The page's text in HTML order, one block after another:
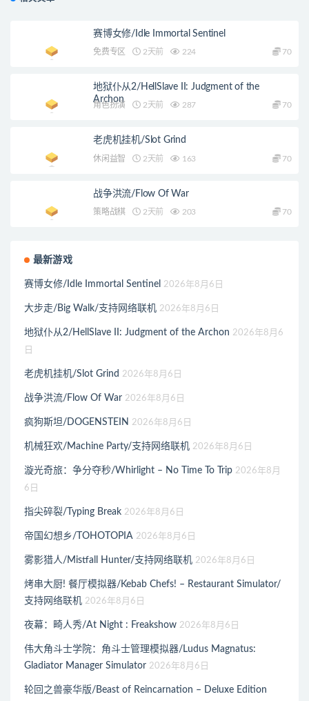
赛博女修/Idle Immortal Sentinel
免费专区 2天前 224 70
地狱仆从2/HellSlave II: Judgment of the
Archon
角色扮演 2天前 287 70
老虎机挂机/Slot Grind
休闲益智 2天前 163 70
战争洪流/Flow Of War
策略战棋 2天前 203 70
最新游戏
赛博女修/Idle Immortal Sentinel 2026年8月6日
大步走/Big Walk/支持网络联机 2026年8月6日
地狱仆从2/HellSlave II: Judgment of the Archon 2026年8月6
日
老虎机挂机/Slot Grind 2026年8月6日
战争洪流/Flow Of War 2026年8月6日
疯狗斯坦/DOGENSTEIN 2026年8月6日
机械狂欢/Machine Party/支持网络联机 2026年8月6日
漩光奇旅：争分夺秒/Whirlight – No Time To Trip 2026年8月
6日
指尖碎裂/Typing Break 2026年8月6日
帝国幻想乡/TOHOTOPIA 2026年8月6日
雾影猎人/Mistfall Hunter/支持网络联机 2026年8月6日
烤串大厨! 餐厅模拟器/Kebab Chefs! – Restaurant Simulator/
支持网络联机 2026年8月6日
夜幕：畸人秀/At Night : Freakshow 2026年8月6日
伟大角斗士学院：角斗士管理模拟器/Ludus Magnatus:
Gladiator Manager Simulator 2026年8月6日
轮回之兽豪华版/Beast of Reincarnation – Deluxe Edition